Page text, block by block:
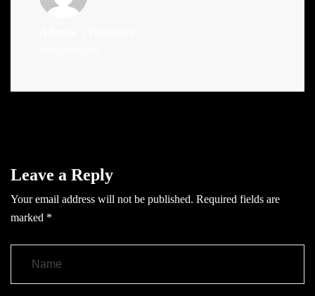
Leave a Reply
Your email address will not be published. Required fields are
marked *